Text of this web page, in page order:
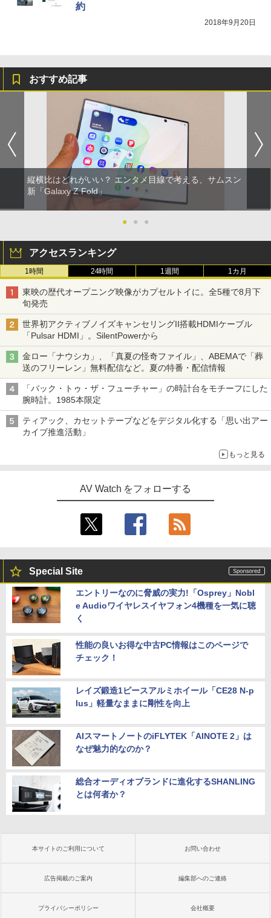
約
2018年9月20日
おすすめ記事
縦横比はどれがいい？ エンタメ目線で考える、サムスン
新「Galaxy Z Fold」
● ● ●
アクセスランキング
1時間 24時間 1週間 1カ月
東映の歴代オープニング映像がカプセルトイに。全5種で8月下
旬発売
世界初アクティブノイズキャンセリングII搭載HDMIケーブル
「Pulsar HDMI」。SilentPowerから
金ロー「ナウシカ」、「真夏の怪奇ファイル」、ABEMAで「葬
送のフリーレン」無料配信など。夏の特番・配信情報
「バック・トゥ・ザ・フューチャー」の時計台をモチーフにした
腕時計。1985本限定
ティアック、カセットテープなどをデジタル化する「思い出アー
カイブ推進活動」
もっと見る
AV Watch をフォローする
Special Site
エントリーなのに脅威の実力!「Osprey」Nobl
e Audioワイヤレスイヤフォン4機種を一気に聴
く
性能の良いお得な中古PC情報はこのページで
チェック！
レイズ鍛造1ピースアルミホイール「CE28 N-p
lus」軽量なままに剛性を向上
AIスマートノートのiFLYTEK「AINOTE 2」は
なぜ魅力的なのか？
総合オーディオブランドに進化するSHANLING
とは何者か？
本サイトのご利用について お問い合わせ
広告掲載のご案内 編集部へのご連絡
プライバシーポリシー 会社概要